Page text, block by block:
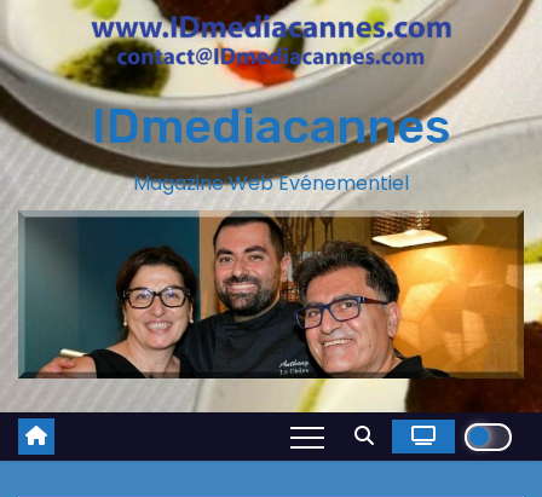
IDmediacannes
Magazine Web Evénementiel